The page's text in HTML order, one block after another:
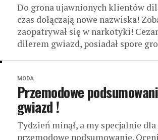
Do grona ujawnionych klientów
czas dołączają nowe nazwiska!
zaopatrywał się w narkotyki!
dilerem gwiazd, posiadał spore
MODA
Przemodowe
gwiazd !
Tydzień minął, a my specjalnie
przemodowe podsumowanie.